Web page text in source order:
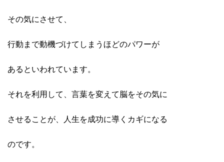
その気にさせて、
行動まで動機づけてしまうほどのパワーが
あるといわれています。
それを利用して、言葉を変えて脳をその気に
させることが、人生を成功に導くカギになる
のです。